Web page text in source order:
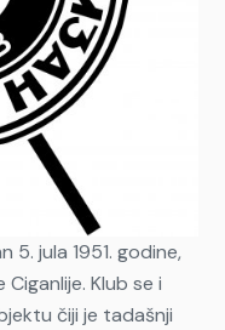
5. jula 1951. godine,
Klub se i
čiji je tadašnji